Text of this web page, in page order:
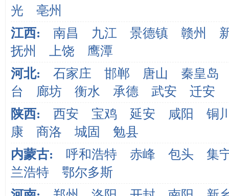
光
亳州
江西:
南昌 九江 景德镇 赣州
抚州
上饶
鹰潭
河北:
石家庄 邯郸 唐山
秦皇岛
台
廊坊 衡水 承德 武安
迁安
陕西:
西安 宝鸡 延安 咸阳
铜
康
商洛 城固
勉县
内蒙古:
呼和浩特 赤峰 包头
集
兰浩特
鄂尔多斯